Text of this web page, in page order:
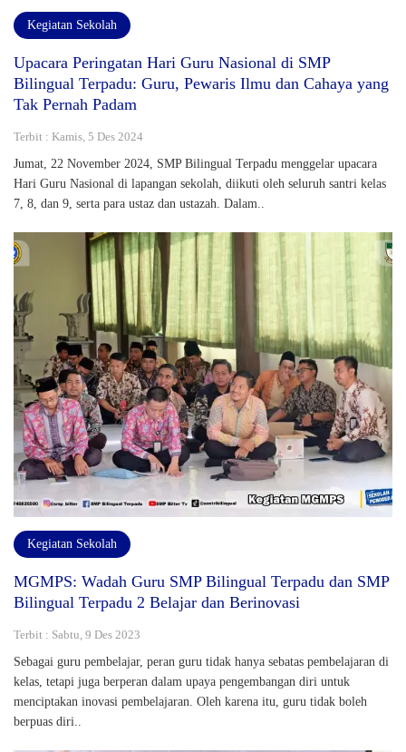
Kegiatan Sekolah
Upacara Peringatan Hari Guru Nasional di SMP
Bilingual Terpadu: Guru, Pewaris Ilmu dan Cahaya yang
Tak Pernah Padam
Terbit : Kamis, 5 Des 2024
Jumat, 22 November 2024, SMP Bilingual Terpadu menggelar upacara
Hari Guru Nasional di lapangan sekolah, diikuti oleh seluruh santri kelas
7, 8, dan 9, serta para ustaz dan ustazah. Dalam..
Kegiatan Sekolah
MGMPS: Wadah Guru SMP Bilingual Terpadu dan SMP
Bilingual Terpadu 2 Belajar dan Berinovasi
Terbit : Sabtu, 9 Des 2023
Sebagai guru pembelajar, peran guru tidak hanya sebatas pembelajaran di
kelas, tetapi juga berperan dalam upaya pengembangan diri untuk
menciptakan inovasi pembelajaran. Oleh karena itu, guru tidak boleh
berpuas diri..